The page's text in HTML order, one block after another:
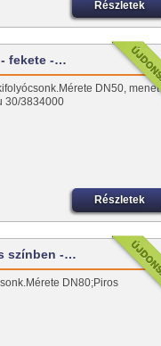
Részletek
- fekete -…
DN50, menet
30/3834000
Részletek
színben -…
DN80;Piros